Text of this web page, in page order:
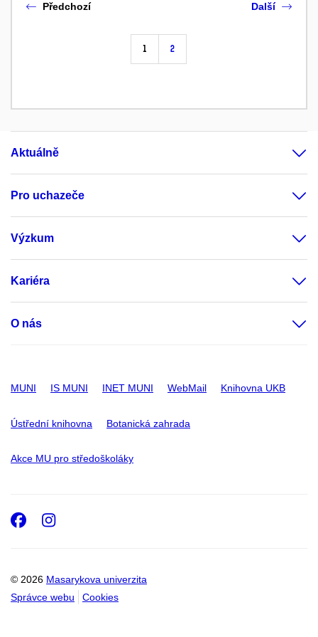
Předchozí
1 2
Další
Aktuálně
Pro uchazeče
Výzkum
Kariéra
O nás
MUNI IS MUNI INET MUNI WebMail Knihovna UKB
Ústřední knihovna Botanická zahrada
Akce MU pro středoškoláky
© 2026 Masarykova univerzita
Správce webu
Cookies
Facebook
Instagram